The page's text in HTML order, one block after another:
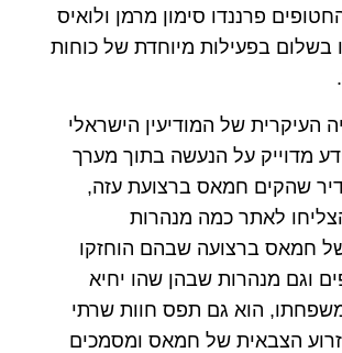
פרננדו סימון מרמן ולואיס
בשלום בפעילות מיוחדת של כוחות
העיקרית של המודיעין הישראלי
מדוייק על הנעשה בתוך מערך
שהקים חמאס ברצועת עזה,
לאתר כמה מנהרות
חמאס ברצועה שבהם הוחזקו
וגם מנהרות שבהן שהו יחיא
משפחתו, הוא גם תפס חוות שרתי
הצבאית של חמאס ומסמכים